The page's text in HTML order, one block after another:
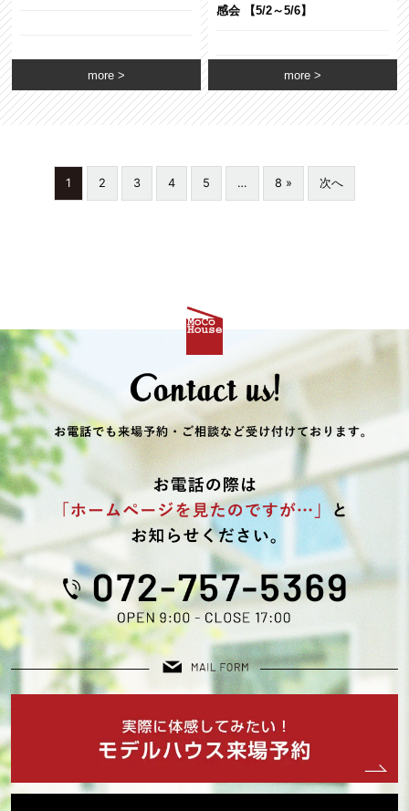
more
感会 【5/2～5/6】
more
1 2 3 4 5 … 8 » 次へ